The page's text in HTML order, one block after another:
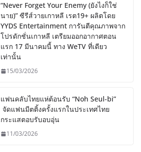
“Never Forget Your Enemy (ยังไงก็ใช่
นาย)” ซีรีส์วายเกาหลี เรต19+ ผลิตโดย
YYDS Entertainment การันตีคุณภาพจาก
โปรดักชั่นเกาหลี เตรียมออกอากาศตอน
แรก 17 มีนาคมนี้ ทาง WeTV ที่เดียว
เท่านั้น
15/03/2026
แฟนคลับไทยแห่ต้อนรับ “Noh Seul-bi”
จัดแฟนมีตติ้งครั้งแรกในประเทศไทย
กระแสตอบรับอบอุ่น
11/03/2026